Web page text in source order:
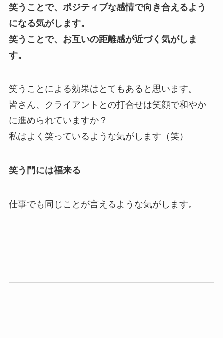
笑うことで、ポジティブな感情で向き合えるよう
になる気がします。
笑うことで、お互いの距離感が近づく気がしま
す。
笑うことによる効果はとてもあると思います。
皆さん、クライアントとの打合せは笑顔で和やか
に進められていますか？
私はよく笑っているような気がします（笑）
笑う門には福来る
仕事でも同じことが言えるような気がします。